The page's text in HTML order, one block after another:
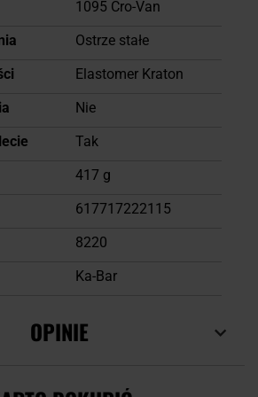
1095 Cro-Van
Ostrze stałe
Elastomer Kraton
Nie
Tak
417 g
617717222115
8220
Ka-Bar
OPINIE